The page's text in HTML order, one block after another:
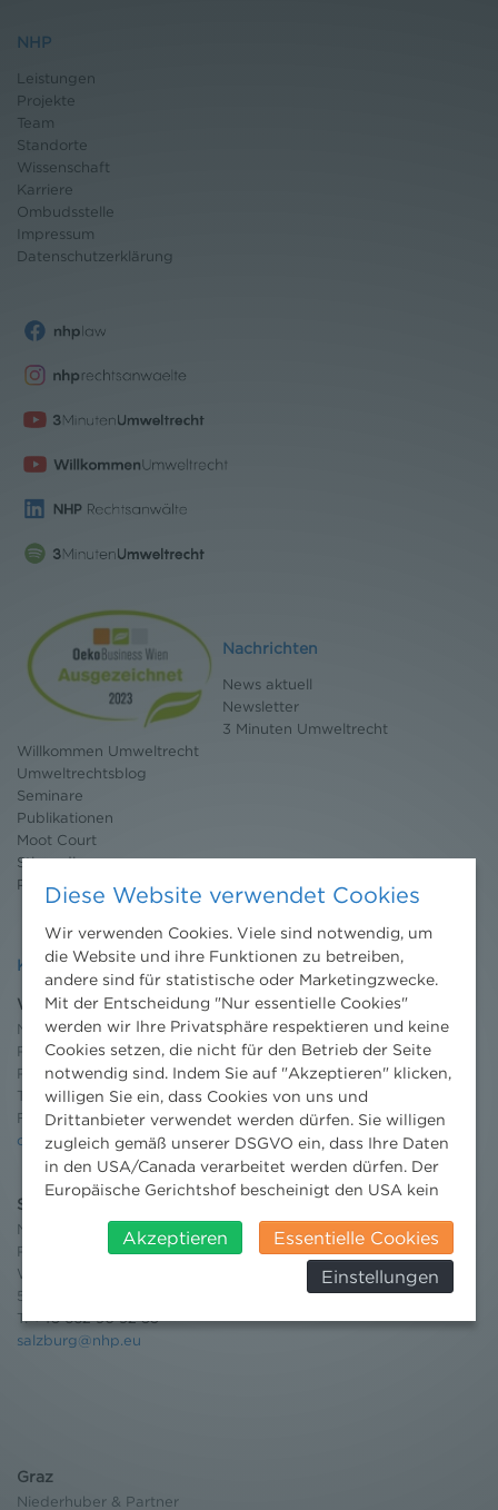
NHP
Leistungen
Projekte
Team
Standorte
Wissenschaft
Karriere
Ombudsstelle
Impressum
Datenschutzerklärung
Nachrichten
News aktuell
Newsletter
3 Minuten Umweltrecht
Willkommen Umweltrecht
Umweltrechtsblog
Seminare
Publikationen
Moot Court
Stipendium
Pressebereich
Kontakt
Wien
Niederhuber & Partner
Rechtsanwälte GmbH
Reisnerstraße 53, 1030 Wien
T:
+43 1 513 21 24-0
F: +43 1 513 21 24-300
office@nhp.eu
Salzburg
Niederhuber & Partner
Rechtsanwälte GmbH
Wilhelm-Spazier-Straße 2a
5020 Salzburg
T:+43 662 90 92 33
salzburg@nhp.eu
Graz
Niederhuber & Partner
Diese Website verwendet Cookies
Wir verwenden Cookies. Viele sind notwendig, um
die Website und ihre Funktionen zu betreiben,
andere sind für statistische oder Marketingzwecke.
Mit der Entscheidung "Nur essentielle Cookies"
werden wir Ihre Privatsphäre respektieren und keine
Cookies setzen, die nicht für den Betrieb der Seite
notwendig sind. Indem Sie auf "Akzeptieren" klicken,
willigen Sie ein, dass Cookies von uns und
Drittanbieter verwendet werden dürfen. Sie willigen
zugleich gemäß unserer DSGVO ein, dass Ihre Daten
in den USA/Canada verarbeitet werden dürfen. Der
Europäische Gerichtshof bescheinigt den USA kein
insbesondere das Risiko, dass ihre Daten durch US-
Behörden, zu Kontroll- und zu
Überwachungszwecken, verarbeitet werden und
werden können. Zudem finden Sie am
Bildschirmrand ein Cookie-Icon wo Sie jederzeit Ihre
Akzeptieren
Essentielle Cookies
Einstellungen